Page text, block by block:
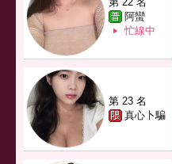
阿蠻
忙線中
第 23 名
真心卜騙